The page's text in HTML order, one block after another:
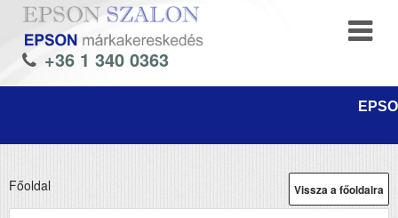
+36 1 340 0363
Vissza a főoldalra
Főoldal